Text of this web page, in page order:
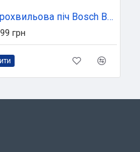
Мікрохвильова піч Bosch BFL623MW3
грн